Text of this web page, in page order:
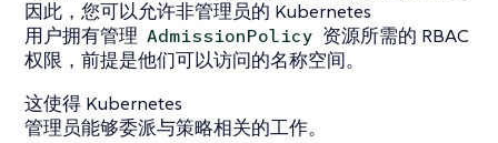
因此，您可以允许非管理员的 Kubernetes
用户拥有管理 AdmissionPolicy 资源所需的 RBAC
权限，前提是他们可以访问的名称空间。
这使得 Kubernetes
管理员能够委派与策略相关的工作。